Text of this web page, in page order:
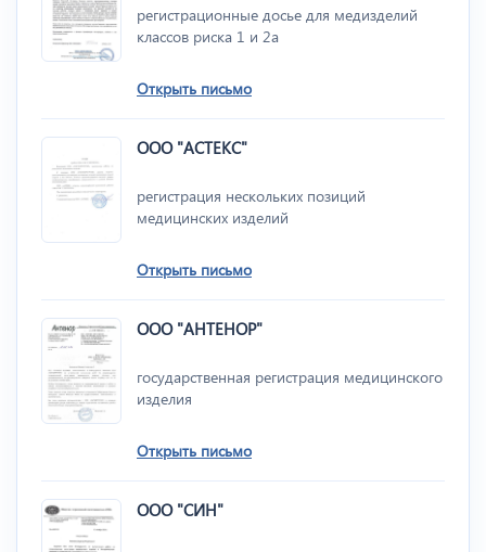
регистрационные досье для медизделий
классов риска 1 и 2а
Открыть письмо
ООО "АСТЕКС"
регистрация нескольких позиций
медицинских изделий
Открыть письмо
ООО "АНТЕНОР"
государственная регистрация медицинского
изделия
Открыть письмо
ООО "СИН"